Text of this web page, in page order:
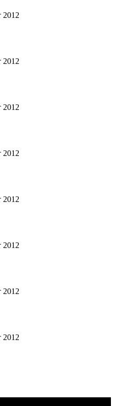
2012
2012
2012
2012
2012
2012
2012
2012